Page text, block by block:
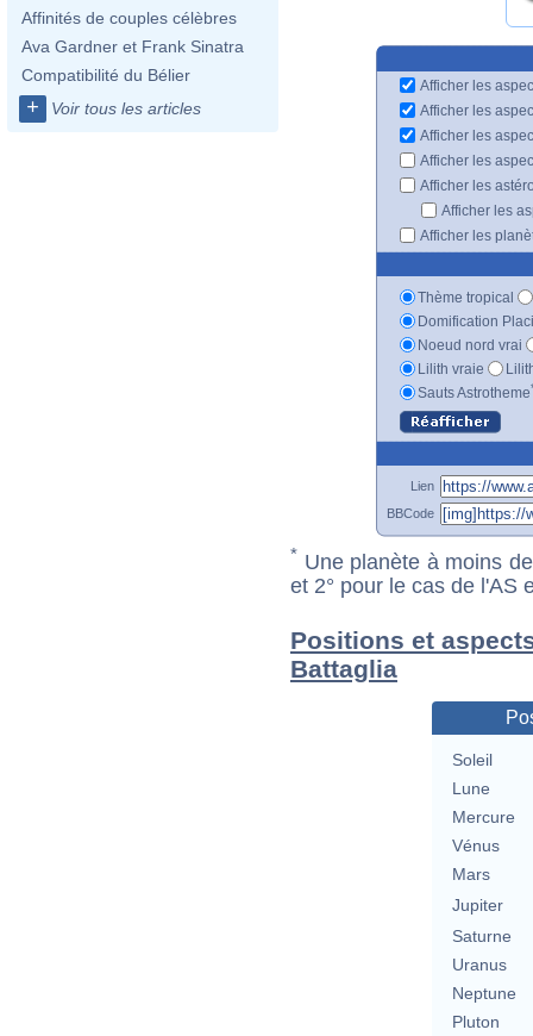
Affinités de couples célèbres
Ava Gardner et Frank Sinatra
Compatibilité du Bélier
+ Voir tous les articles
Afficher les
Afficher les
Afficher les
Afficher les
Afficher les
Afficher les
Afficher les
Thème tropical
Domification
Noeud nord vrai
Lilith vraie
Sauts Astrotheme
Lien
BBCode
* Une planète à moins
et 2° pour le cas de l'AS
Positions et
Battaglia
Soleil
Lune
Mercure
Vénus
Mars
Jupiter
Saturne
Uranus
Neptune
Pluton